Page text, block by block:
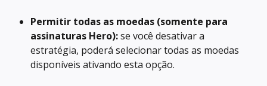
Permitir todas as moedas (somente para
assinaturas Hero): se você desativar a
estratégia, poderá selecionar todas as moedas
disponíveis ativando esta opção.